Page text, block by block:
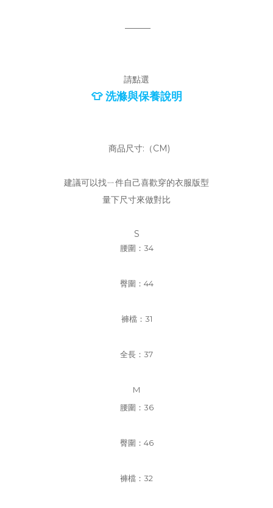
———
請點選
👕 洗滌與保養說明
商品尺寸:（CM)
建議可以找ㄧ件自己喜歡穿的衣服版型
量下尺寸來做對比
S
腰圍：34
臀圍：44
褲檔：31
全長：37
M
腰圍：36
臀圍：46
褲檔 ：32